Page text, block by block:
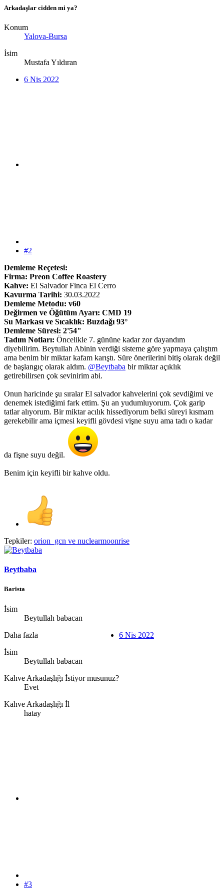
Arkadaşlar cidden mi ya?
Konum
Yalova-Bursa
İsim
Mustafa Yıldıran
6 Nis 2022
#2
Demleme Reçetesi:
Firma: Preon Coffee Roastery
Kahve: El Salvador Finca El Cerro
Kavurma Tarihi: 30.03.2022
Demleme Metodu: v60
Değirmen ve Öğütüm Ayarı: CMD 19
Su Markası ve Sıcaklık: Buzdağı 93°
Demleme Süresi: 2'54"
Tadım Notları: Öncelikle 7. gününe kadar zor dayandım
diyebilirim. Beytullah Abinin verdiği sisteme göre yapmaya çalıştım
ama benim bir miktar kafam karıştı. Süre önerilerini bitiş olarak değil
de başlangıç olarak aldım. @Beytbaba bir miktar açıklık
getirebilirsen çok sevinirim abi.
Onun haricinde şu sıralar El salvador kahvelerini çok sevdiğimi ve
denemek istediğimi fark ettim. Şu an yudumluyorum. Çok garip
tatlar alıyorum. Bir miktar acılık hissediyorum belki süreyi kısmam
gerekebilir ama içmesi keyifli gövdesi vişne suyu ama tadı o kadar
da fişne suyu değil.
Benim için keyifli bir kahve oldu.
Tepkiler: orion_gcn ve nuclearmoonrise
Beytbaba
Barista
İsim
Beytullah babacan
Daha fazla
İsim
Beytullah babacan
Kahve Arkadaşlığı İstiyor musunuz?
Evet
Kahve Arkadaşlığı İl
hatay
6 Nis 2022
#3